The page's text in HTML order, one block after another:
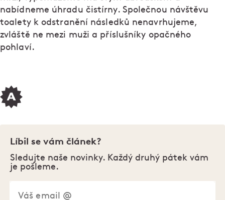
nabídneme úhradu čistírny. Společnou návštěvu
toalety k odstranění následků nenavrhujeme,
zvláště ne mezi muži a příslušníky opačného
pohlaví.
Líbil se vám článek?
Sledujte naše novinky. Každý druhý pátek vám
je pošleme.